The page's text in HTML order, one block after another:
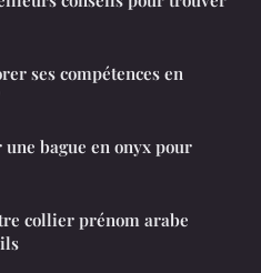
ses compétences en
bague en onyx pour
collier prénom arabe